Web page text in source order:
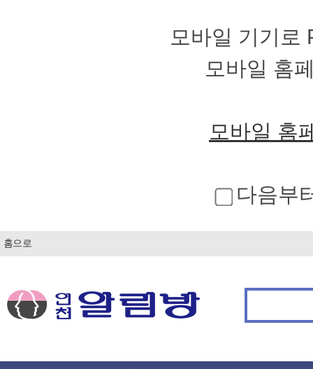
모바일 기기로
모바일 홈
모바일 홈
다음부
홈으로